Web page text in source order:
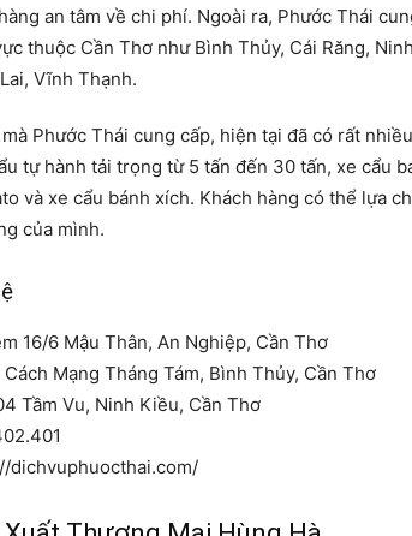
an tâm về chi phí. Ngoài ra, Phước Thái
thuộc Cần Thơ như Bình Thủy, Cái Răng,
Vĩnh Thạnh.
Phước Thái cung cấp, hiện tại đã có rất
tự hành tải trọng từ 5 tấn đến 30 tấn, xe cẩu
và xe cẩu bánh xích. Khách hàng có thể lựa
của mình.
16/6 Mậu Thân, An Nghiệp, Cần Thơ
Mạng Tháng Tám, Bình Thủy, Cần Thơ
Tầm Vu, Ninh Kiều, Cần Thơ
dichvuphuocthai.com/